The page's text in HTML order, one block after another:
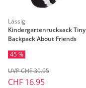
Lässig
Kindergartenrucksack Tiny
Backpack About Friends
45 %
CHF 16.95
UVP CHF 30.95